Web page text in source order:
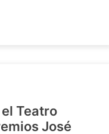
Teatro
José